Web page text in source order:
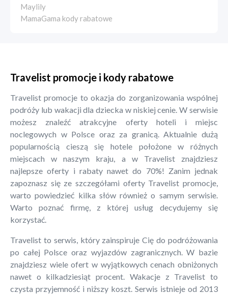
Maylily
MamaGama kody rabatowe
Travelist promocje i kody rabatowe
Travelist promocje to okazja do zorganizowania wspólnej
podróży lub wakacji dla dziecka w niskiej cenie. W serwisie
możesz znaleźć atrakcyjne oferty hoteli i miejsc
noclegowych w Polsce oraz za granicą. Aktualnie dużą
popularnością cieszą się hotele położone w różnych
miejscach w naszym kraju, a w Travelist znajdziesz
najlepsze oferty i rabaty nawet do 70%! Zanim jednak
zapoznasz się ze szczegółami oferty Travelist promocje,
warto powiedzieć kilka słów również o samym serwisie.
Warto poznać firmę, z której usług decydujemy się
korzystać.
Travelist to serwis, który zainspiruje Cię do podróżowania
po całej Polsce oraz wyjazdów zagranicznych. W bazie
znajdziesz wiele ofert w wyjątkowych cenach obniżonych
nawet o kilkadziesiąt procent. Wakacje z Travelist to
czysta przyjemność i niższy koszt. Serwis istnieje od 2013